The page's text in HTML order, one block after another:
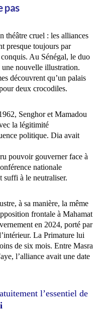
pas
théâtre cruel : les alliances
presque toujours par
Au Sénégal, le duo
nouvelle illustration.
découvrent qu’un palais
deux crocodiles.
Senghor et Mamadou
la légitimité
politique. Dia avait
pouvoir gouverner face à
nationale
suffi à le neutraliser.
à sa manière, la même
frontale à Mahamat
en 2024, porté par
La Primature lui
de six mois. Entre Masra
l’alliance avait une date
l’essentiel de